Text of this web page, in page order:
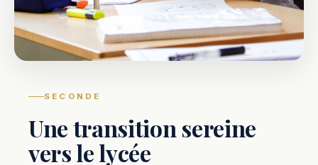
SECONDE
Une transition sereine
vers le lycée